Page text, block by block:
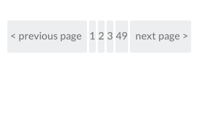
< previous page 1 2 3 49 next page >